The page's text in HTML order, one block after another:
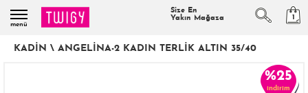
menü
Size En
Yakın Mağaza
1
KADIN \ ANGELINA-2 KADIN TERLIK ALTIN 35/40
%25
indirim